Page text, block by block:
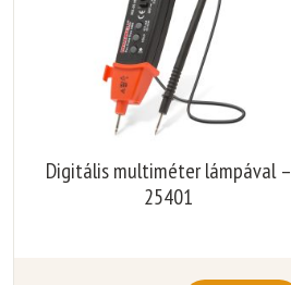
Digitális multiméter lámpával –
25401